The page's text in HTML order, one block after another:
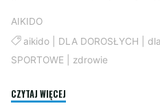
AIKIDO
aikido| DLA DOROSŁYCH
SPORTOWE
zdrowie
CZYTAJ WIĘCEJ